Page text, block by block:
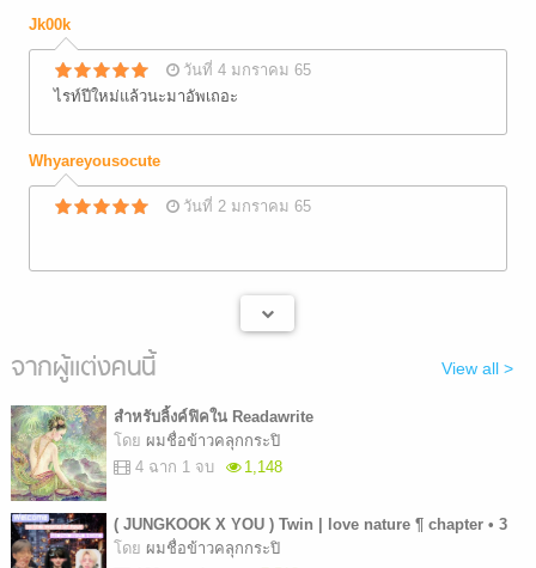
Jk00k
วันที่ 4 มกราคม 65
ไรท์ปีใหม่แล้วนะมาอัพเถอะ
Whyareyousocute
วันที่ 2 มกราคม 65
จากผู้แต่งคนนี้ View all >
สำหรับลิ้งค์ฟิคใน Readawrite
โดย ผมชื่อข้าวคลุกกระปิ
4 ฉาก 1 จบ
1,148
( JUNGKOOK X YOU ) Twin | love nature ¶ chapter • 3
โดย ผมชื่อข้าวคลุกกระปิ